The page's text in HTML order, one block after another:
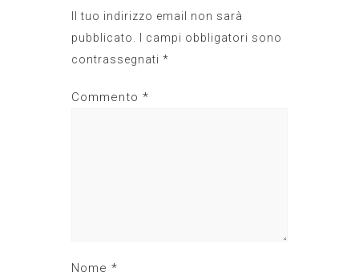
Il tuo indirizzo email non sarà
pubblicato.
I campi obbligatori sono
contrassegnati *
Commento *
Nome *